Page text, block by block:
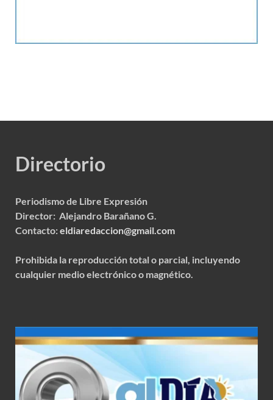
Directorio
Periodismo de Libre Expresión
Director: Alejandro Barañano G.
Contacto:eldiaredaccion@gmail.com
Prohibida la reproducción total o parcial, incluyendo
cualquier medio electrónico o magnético.